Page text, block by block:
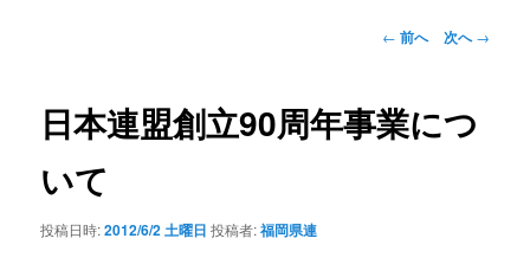
投
ビ
ゲ
← 前へ 次へ→
日本連盟創立90周年事業につ
いて
投稿日時:2012/6/2 土曜日 投稿者:福岡県連